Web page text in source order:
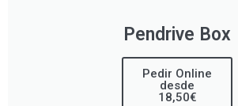
Pendrive Box
Pedir Online
desde
18,50€